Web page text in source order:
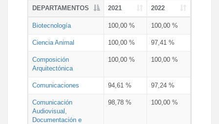
DEPARTAMENTOS 2021 2022
Biotecnología 100,00 % 100,00 %
Ciencia Animal 100,00 % 97,41 %
Composición
Arquitectónica
100,00 % 100,00 %
Comunicaciones 94,61 % 97,24 %
Comunicación
Audiovisual,
Documentación e
98,78 % 100,00 %